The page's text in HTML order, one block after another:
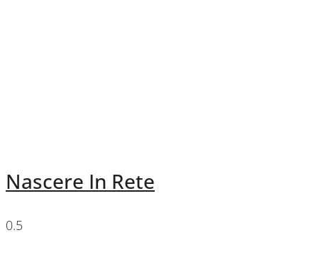
Nascere In Rete